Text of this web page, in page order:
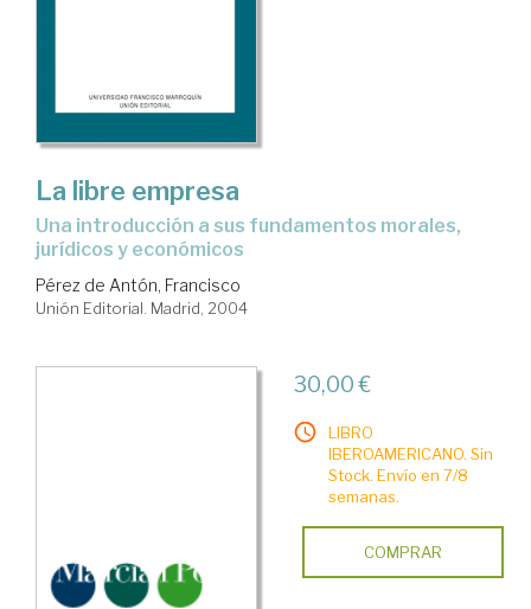
La libre empresa
una introducción a sus fundamentos morales,
jurídicos y económicos
Pérez de Antón, Francisco
Unión Editorial. Madrid, 2004
30,00 €
LIBRO
IBEROAMERICANO. Sin
Stock. Envío en 7/8
semanas.
COMPRAR